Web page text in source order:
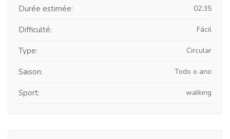
Durée estimée: 02:35
Difficulté: Fácil
Type: Circular
Saison: Todo o ano
Sport: walking